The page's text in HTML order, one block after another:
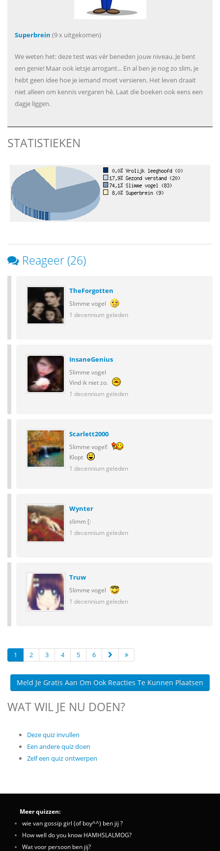
Superbrein (9 x uitgekomen)
We weten het: deze test was vér beneden jouw niveau. Je bent
een genie! Maar ook ietsje arrogant... En al ben je nog zo slim, je
hebt geen idee hoe je iemand moet versieren. Het leven draait
niet alleen om kennis vergaren hè. Laat die boeken ook eens een
dagje liggen.
STATISTIEKEN
Reageer (26)
TheForgotten
Slimme vogel
1 decennium geleden
InsaneGenius
Slimme vogel
Vind ik niet zo.
1 decennium geleden
Scarlett2000
Slimme vogel!
Klopt
1 decennium geleden
Wynter
slimm [:
1 decennium geleden
Truw
Slimme vogel
1 decennium geleden
1 2 3 4 5 6
Meld Je Gratis Aan Om Ook Reacties Te Kunnen Plaatsen
WAT WIL JE NU DOEN?
Deze quiz invullen
Een andere quiz doen
Zelf een quiz ontwerpen
Meer quizzen:
wie van gossip girl (of boy^^) ben jij ?
How well do you know HAMHSLALMOG?
Wat voor persoon ben jij?